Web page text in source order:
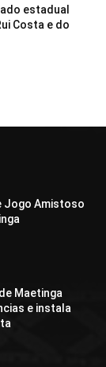
estadual
Costa e do
Jogo Amistoso
Maetinga
e instala